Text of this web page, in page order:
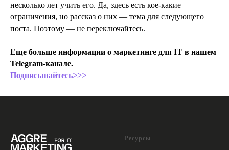
несколько лет учить его. Да, здесь есть кое-какие
ограничения, но рассказ о них — тема для следующего
поста. Поэтому — не переключайтесь.
Еще больше информации о маркетинге для IT в нашем
Telegram-канале.
Подписывайтесь>>>
Ресурсы